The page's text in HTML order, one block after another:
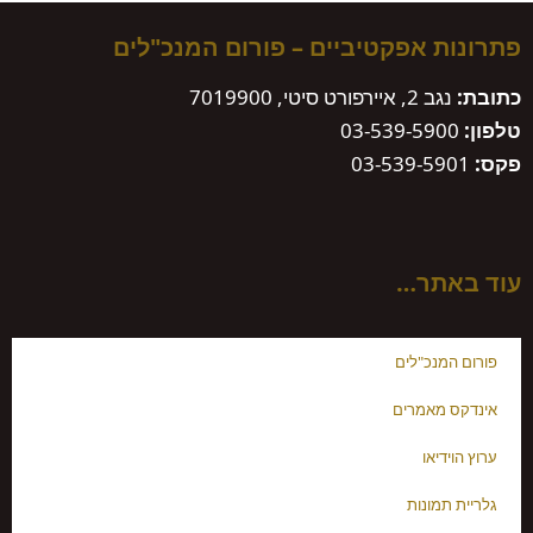
אפקטיביים – פורום המנכ"לים
סיטי, 7019900
03-539-
מאמרים